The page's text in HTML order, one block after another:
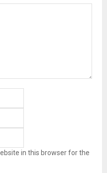
in this browser for the